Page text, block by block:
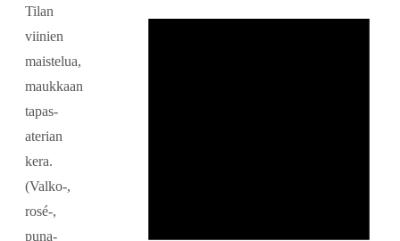
Tilan
viinien
maistelua,
maukkaan
tapas-
aterian
kera.
(Valko-,
rosé-,
puna-